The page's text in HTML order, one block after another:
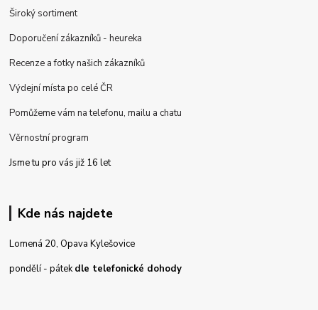
Široký sortiment
Doporučení zákazníků - heureka
Recenze a fotky našich zákazníků
Výdejní místa po celé ČR
Pomůžeme vám na telefonu, mailu a chatu
Věrnostní program
Jsme tu pro vás již 16 let
Kde nás najdete
Lomená 20, Opava Kylešovice
pondělí - pátekdle telefonické dohody